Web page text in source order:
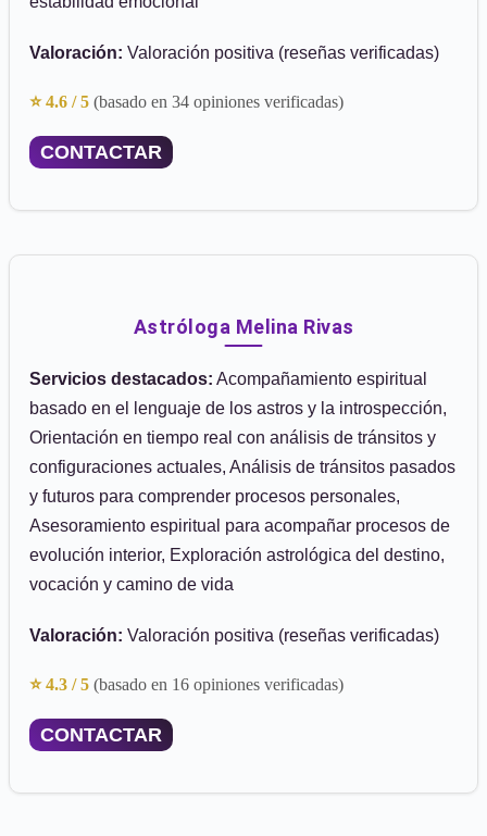
Valoración: Valoración positiva (reseñas verificadas)
⭐ 4.6 / 5 (basado en 34 opiniones verificadas)
CONTACTAR
Astróloga Melina Rivas
Servicios destacados: Acompañamiento espiritual
basado en el lenguaje de los astros y la introspección,
Orientación en tiempo real con análisis de tránsitos y
configuraciones actuales, Análisis de tránsitos pasados
y futuros para comprender procesos personales,
Asesoramiento espiritual para acompañar procesos de
evolución interior, Exploración astrológica del destino,
vocación y camino de vida
Valoración: Valoración positiva (reseñas verificadas)
⭐ 4.3 / 5 (basado en 16 opiniones verificadas)
CONTACTAR